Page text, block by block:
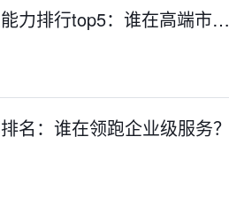
力排行top5：谁在高端市…
名：谁在领跑企业级服务？